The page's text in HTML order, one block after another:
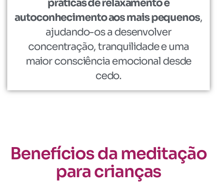
práticas de relaxamento e
autoconhecimento aos mais pequenos,
ajudando-os a desenvolver
concentração, tranquilidade e uma
maior consciência emocional desde
cedo.
Benefícios da meditação
para crianças